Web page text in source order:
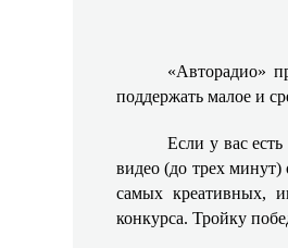
«Авторадио»
поддержать малое и
Если у вас
видео (до трех
самых креативных,
конкурса. Тройку